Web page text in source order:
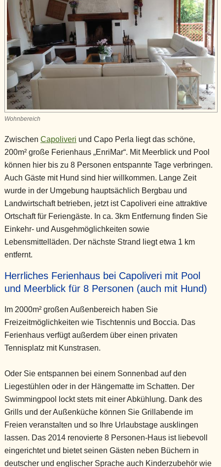
Wohnbereich
Zwischen Capoliveri und Capo Perla liegt das schöne,
200m² große Ferienhaus „EnriMar“. Mit Meerblick und Pool
können hier bis zu 8 Personen entspannte Tage verbringen.
Auch Gäste mit Hund sind hier willkommen. Lange Zeit
wurde in der Umgebung hauptsächlich Bergbau und
Landwirtschaft betrieben, jetzt ist Capoliveri eine attraktive
Ortschaft für Feriengäste. In ca. 3km Entfernung finden Sie
Einkehr- und Ausgehmöglichkeiten sowie
Lebensmittelläden. Der nächste Strand liegt etwa 1 km
entfernt.
Herrliches Ferienhaus bei Capoliveri mit Pool
und Meerblick für 8 Personen (auch mit Hund)
Im 2000m² großen Außenbereich haben Sie
Freizeitmöglichkeiten wie Tischtennis und Boccia. Das
Ferienhaus verfügt außerdem über einen privaten
Tennisplatz mit Kunstrasen.
Oder Sie entspannen bei einem Sonnenbad auf den
Liegestühlen oder in der Hängematte im Schatten. Der
Swimmingpool lockt stets mit einer Abkühlung. Dank des
Grills und der Außenküche können Sie Grillabende im
Freien veranstalten und so Ihre Urlaubstage ausklingen
lassen. Das 2014 renovierte 8 Personen-Haus ist liebevoll
eingerichtet und bietet seinen Gästen neben Büchern in
deutscher und englischer Sprache auch Kinderzubehör wie